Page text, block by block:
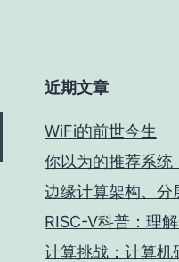
近期文章
WiFi的前世今生
你以为的推荐系统
边缘计算架构、分
RISC-V科普：理
计算挑战：计算机